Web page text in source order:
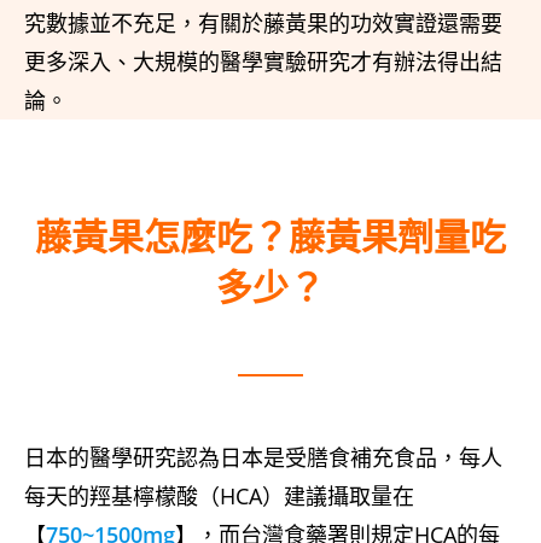
究數據並不充足，有關於藤黃果的功效實證還需要
更多深入、大規模的醫學實驗研究才有辦法得出結
論。
藤黃果怎麼吃？藤黃果劑量吃
多少？
日本的醫學研究認為日本是受膳食補充食品，每人
每天的羥基檸檬酸（HCA）建議攝取量在
【750~1500mg】，而台灣食藥署則規定HCA的每